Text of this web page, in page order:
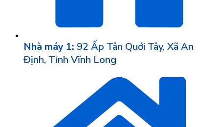
Nhà máy 1: 92 Ấp Tân Quới Tây, Xã An
Định, Tỉnh Vĩnh Long